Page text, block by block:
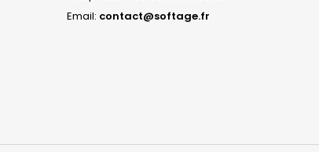
Email: contact@softage.fr